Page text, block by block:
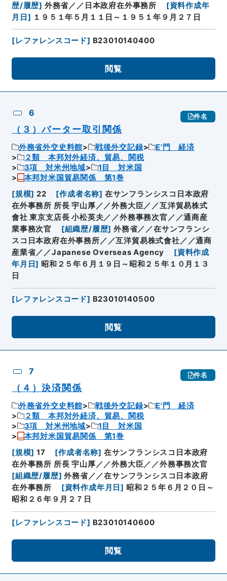
歴/履歴] 外務省／／日本政府在外事務所 [資料作成年
月日 ] １９５１年５月１１日～１９５１年９月２７日
[レファレンスコード] B23010140400
閲覧
6 件名
（３）バーター取引関係
外務省外交史料館 戦後外交記録
E'門 経済
２類 本邦対外経済、貿易、関税
3項 対米州地域
1目 対米国
本邦対米国貿易関係 第1巻
[規模] 22 [作成者名称] 在サンフランシスコ日本政府
在外事務所 所長 宇山厚／／外務大臣／／互洋貿易株式
會社 東京支店長 小松英夫／／外務事務次官／／通商産
業事務次官
[組織歴/履歴] 外務省／／在サンフランシ
スコ日本政府在外事務所／／互洋貿易株式會社／／通商
産業省／／Japanese Overseas Agency
[資料作成
年月日] 昭和２５年６月１９日～昭和２５年１０月１３
日
[レファレンスコード] B23010140500
閲覧
7 件名
（４）決済関係
外務省外交史料館 戦後外交記録
E'門 経済
２類 本邦対外経済、貿易、関税
3項 対米州地域
1目 対米国
本邦対米国貿易関係 第1巻
[規模] 17 [作成者名称] 在サンフランシスコ日本政府
在外事務所 所長 宇山厚／／外務大臣／／外務事務次官
[組織歴/履歴] 外務省／／在サンフランシスコ日本政府
在外事務所
[資料作成年月日] 昭和２５年６月２０日～
昭和２６年９月２７日
[レファレンスコード] B23010140600
閲覧